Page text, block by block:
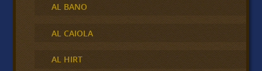
AL BANO
AL CAIOLA
AL HIRT